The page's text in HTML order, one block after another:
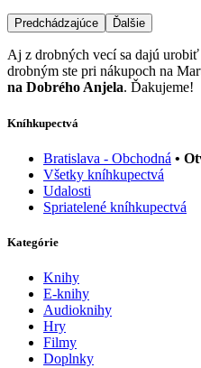
Predchádzajúce Ďalšie
Aj z drobných vecí sa dajú
drobným ste pri nákupoch na
na Dobrého Anjela. Ďakujeme!
Kníhkupectvá
Bratislava - Obchodná •
Všetky kníhkupectvá
Udalosti
Spriatelené kníhkupectvá
Kategórie
Knihy
E-knihy
Audioknihy
Hry
Filmy
Doplnky